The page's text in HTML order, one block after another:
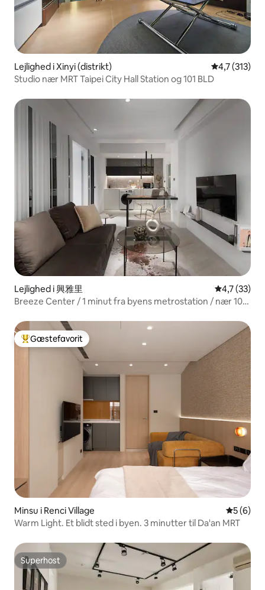
Lejlighed i Xinyi (distrikt) 4,7 ud af 5 i
4,7 (313)
Studio nær MRT Taipei City Hall Station og 101 BLD
Lejlighed i 興雅里 4,7 ud af 5
4,7 (33)
Breeze Center / 1 minut fra byens metrostation / nær 101
badeværelse
Bedste gæstefavorit
Gæstefavorit
Minsu i Renci Village 5 ud af 5
5 (6)
Warm Light. Et blidt sted i byen. 3 minutter til Da'an MRT
Superhost
Superhost